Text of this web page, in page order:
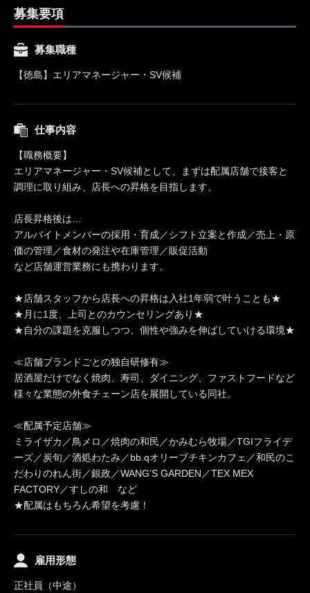
募集要項
募集職種
【徳島】エリアマネージャー・SV候補
仕事内容
【職務概要】
エリアマネージャー・SV候補として、まずは配属店舗で接客と
調理に取り組み、店長への昇格を目指します。
店長昇格後は…
アルバイトメンバーの採用・育成／シフト立案と作成／売上・原
価の管理／食材の発注や在庫管理／販促活動
など店舗運営業務にも携わります。
★店舗スタッフから店長への昇格は入社1年弱で叶うことも★
★月に1度、上司とのカウンセリングあり★
★自分の課題を克服しつつ、個性や強みを伸ばしていける環境★
≪店舗ブランドごとの独自研修有≫
居酒屋だけでなく焼肉、寿司、ダイニング、ファストフードなど
様々な業態の外食チェーン店を展開している同社。
≪配属予定店舗≫
ミライザカ／鳥メロ／焼肉の和民／かみむら牧場／TGIフライデ
ーズ／炭旬／酒処わたみ／bb.qオリーブチキンカフェ／和民のこ
だわりのれん街／銀政／WANG’S GARDEN／TEX MEX
FACTORY／すしの和 など
★配属はもちろん希望を考慮！
雇用形態
正社員（中途）